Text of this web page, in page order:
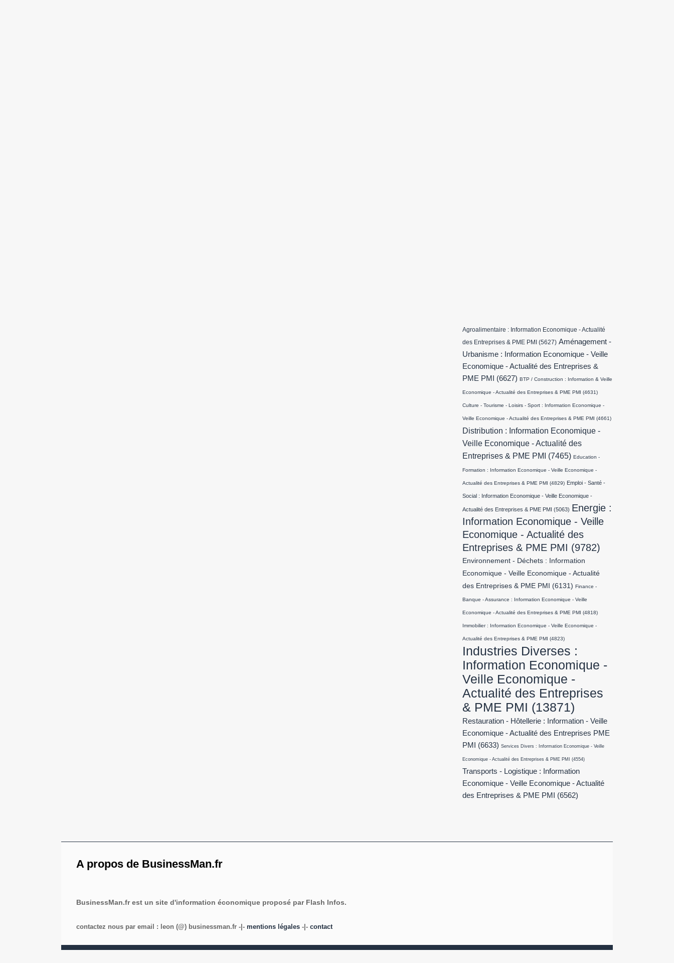
Agroalimentaire : Information Economique - Actualité
des Entreprises & PME PMI (5627) Aménagement -
Urbanisme : Information Economique - Veille
Economique - Actualité des Entreprises &
PME PMI
(6627) BTP / Construction : Information & Veille
Economique - Actualité des Entreprises & PME PMI (4631)
Culture - Tourisme - Loisirs - Sport : Information Economique -
Veille Economique - Actualité des Entreprises & PME PMI (4661)
Distribution : Information Economique -
Veille Economique - Actualité des
Entreprises & PME PMI (7465) Education -
Formation : Information Economique - Veille Economique -
Actualité des Entreprises & PME PMI (4829) Emploi - Santé -
Social : Information Economique - Veille Economique -
Actualité des Entreprises & PME PMI (5063) Energie :
Information Economique - Veille
Economique - Actualité des
Entreprises & PME PMI (9782)
Environnement - Déchets : Information
Economique - Veille Economique - Actualité
des Entreprises & PME PMI
(6131) Finance -
Banque - Assurance : Information Economique - Veille
Economique - Actualité des Entreprises & PME PMI (4818)
Immobilier : Information Economique - Veille Economique -
Actualité des Entreprises & PME PMI (4823)
Industries Diverses :
Information Economique -
Veille Economique -
Actualité des Entreprises
& PME PMI (13871)
Restauration - Hôtellerie : Information - Veille
Economique - Actualité des Entreprises PME
PMI
(6633) Services Divers : Information Economique - Veille
Economique - Actualité des Entreprises & PME PMI (4554)
Transports - Logistique : Information
Economique - Veille Economique - Actualité
des Entreprises & PME PMI
(6562)
A propos de BusinessMan.fr
BusinessMan.fr est un site d'information économique proposé par Flash Infos.
contactez nous par email : leon (@) businessman.fr -|- mentions légales -|- contact